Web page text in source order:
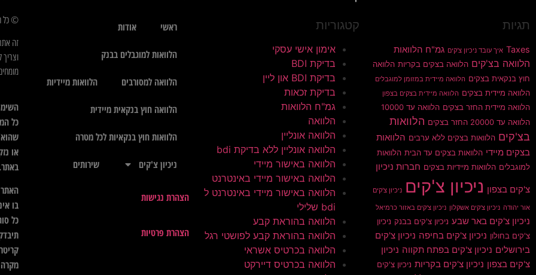
תגיות
Taxes איך עובד ניכיון צ'קים גמ"ח הלוואות
הלוואה בצ'קים הלוואה בצקים בקריות הלוואה
חוץ בנקאית בצקים הלוואה מיידית במזומן למוגבלים
הלוואה מיידית בצקים הלוואה מיידית בצקים בצפון
הלוואה מיידית החזר בצקים הלוואה עד 10000
הלוואה עד 20000 החזר בצקים
הלוואות
בצ'קים הלוואות בצקים ללא ערבים הלוואות
בצקים מיידי הלוואות בצקים עד הבית הלוואות
למוגבלים הלוואות מיידיות בצקים חברות ניכיון
צ'קים בצפון ניכיון צ'קים ניכיון צ'קים
אור יהודה ניכיון צ'קים אשקלון ניכיון צ'קים באזור כרמיאל
ניכיון צ'קים באר שבע ניכיון צ'קים בבנק ניכיון
צ'קים בחולון ניכיון צ'קים בחיפה ניכיון צ'קים
בירושלים ניכיון צ'קים בפתח תקווה ניכיון
צ'קים בצפון ניכיון צ'קים בקריות ניכיון צ'קים
קטגוריות
אימון אישי עסקי
בדיקת BDI
בדיקת BDI און ליין
בדיקת זכאות
גמ"ח הלוואות
הלוואה
הלוואה אונליין
הלוואה אונליין ללא בדיקת bdi
הלוואה באישור מיידי
הלוואה באישור מיידי באינטרנט
הלוואה באישור מיידי באינטרנט ל
bdi שלילי
הלוואה בהוראת קבע
הלוואה בהוראת קבע לפושטי רגל
הלוואה בכרטיס אשראי
הלוואה בכרטיס דיירקט
ראשי אודות
הלוואות למוגבלים בבנק
הלוואה למסורבים הלוואות מיידיות
הלוואה חוץ בנקאית מיידית
הלוואות חוץ בנקאיות לכל מטרה
ניכיון צ'קים שירותים
הצהרת נגישות
הצהרת פרטיות
© כל
זה
כל
או
האתר
בו
כל
מקרה